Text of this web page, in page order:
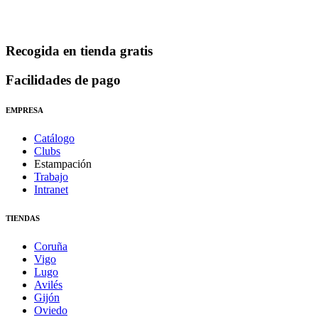
Recogida en tienda gratis
Facilidades de pago
EMPRESA
Catálogo
Clubs
Estampación
Trabajo
Intranet
TIENDAS
Coruña
Vigo
Lugo
Avilés
Gijón
Oviedo